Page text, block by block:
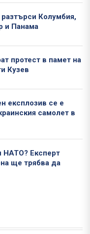
Колумбия,
и Панама
протест в памет на
Кузев
експлозив се е
самолет в
НАТО? Експерт
ще трябва да